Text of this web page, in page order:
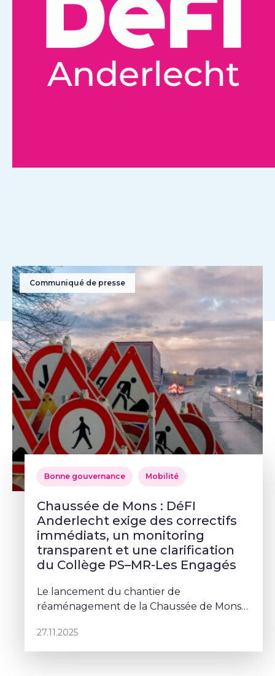
Communiqué de presse
Bonne gouvernance Mobilité
Chaussée de Mons : DéFI
Anderlecht exige des correctifs
immédiats, un monitoring
transparent et une clarification
du Collège PS–MR-Les Engagés
Le lancement du chantier de
réaménagement de la Chaussée de Mons
plongé une partie de Cureghem dans la
confusion. Embouteillages massifs, trams,
27.11.2025